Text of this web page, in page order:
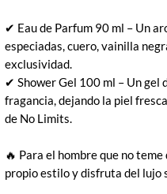
✔ Eau de Parfum 90 ml – Un
especiadas, cuero, vainilla
exclusividad.
✔ Shower Gel 100 ml – Un gel
fragancia, dejando la piel
de No Limits.
🔥 Para el hombre que no
propio estilo y disfruta del lujo